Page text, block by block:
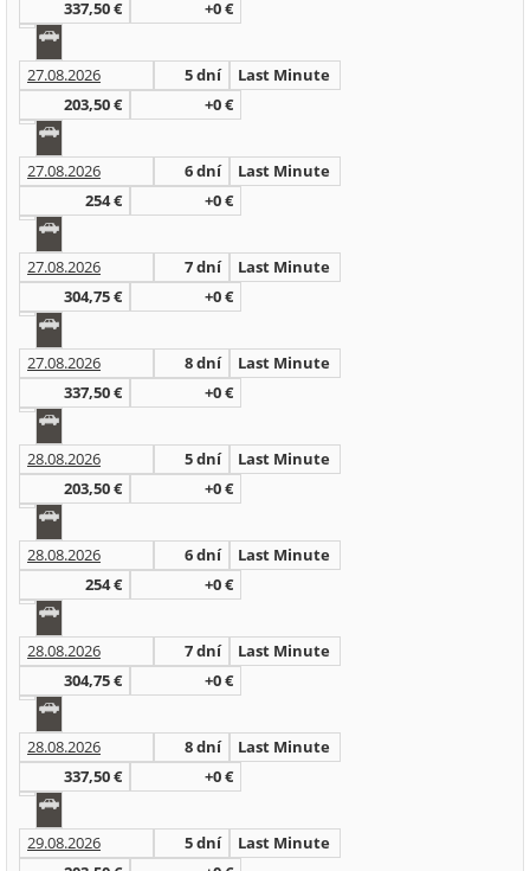
337,50 € +0 €
27.08.2026 5 dní
Last Minute
203,50 €
+0 €
27.08.2026 6 dní
Last Minute
254 €
+0 €
27.08.2026 7 dní
Last Minute
304,75 €
+0 €
27.08.2026 8 dní
Last Minute
337,50 €
+0 €
28.08.2026 5 dní
Last Minute
203,50 €
+0 €
28.08.2026 6 dní
Last Minute
254 €
+0 €
28.08.2026 7 dní
Last Minute
304,75 €
+0 €
28.08.2026 8 dní
Last Minute
337,50 €
+0 €
29.08.2026 5 dní
Last Minute